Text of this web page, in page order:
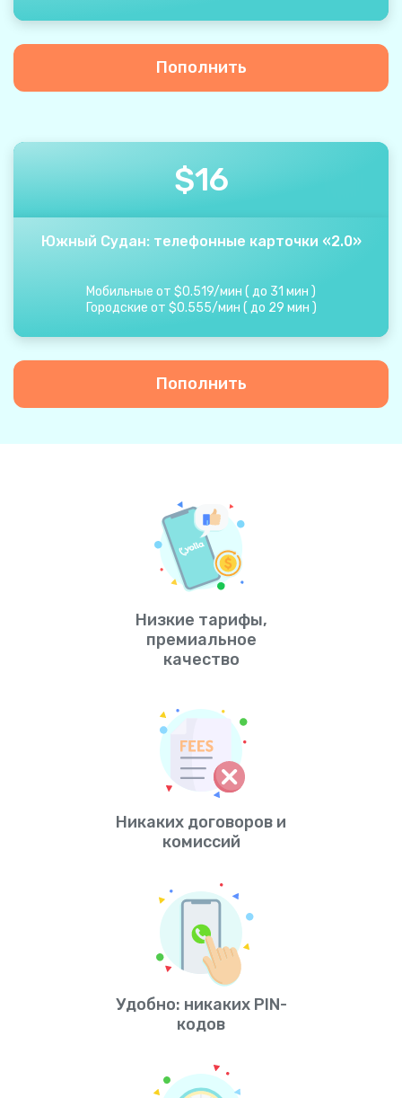
Пополнить
$16
Южный Судан: телефонные карточки «2.0»
Мобильные от $0.519/мин ( до 31 мин )
Городские от $0.555/мин ( до 29 мин )
Пополнить
Низкие тарифы,
премиальное
качество
Никаких договоров и
комиссий
Удобно: никаких PIN-
кодов